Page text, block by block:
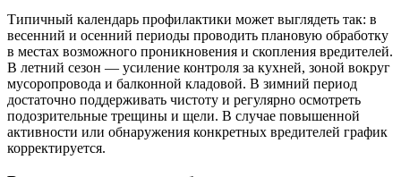
Типичный календарь профилактики может выглядеть так: в
весенний и осенний периоды проводить плановую обработку
в местах возможного проникновения и скопления вредителей.
В летний сезон — усиление контроля за кухней, зоной вокруг
мусоропровода и балконной кладовой. В зимний период
достаточно поддерживать чистоту и регулярно осмотреть
подозрительные трещины и щели. В случае повышенной
активности или обнаружения конкретных вредителей график
корректируется.